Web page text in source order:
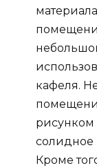
кафеля.
рисунком
солидное
Кроме